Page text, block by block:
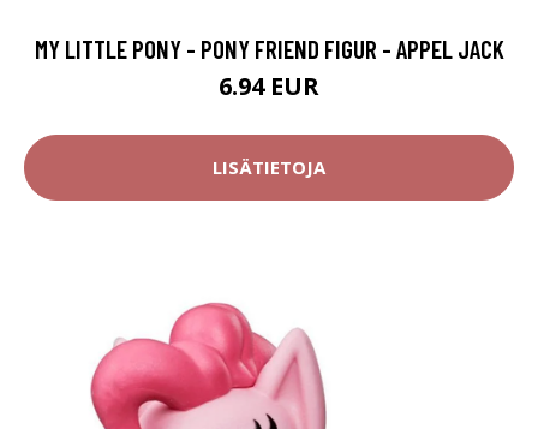
MY LITTLE PONY - PONY FRIEND FIGUR - APPEL JACK
6.94 EUR
LISÄTIETOJA